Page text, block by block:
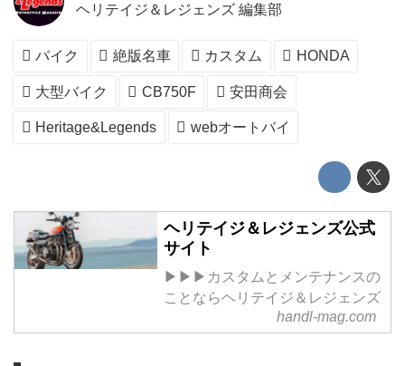
ヘリテイジ＆レジェンズ 編集部
バイク 絶版名車 カスタム HONDA
大型バイク CB750F 安田商会
Heritage&Legends webオートバイ
ヘリテイジ＆レジェンズ公式
サイト
▶▶▶カスタムとメンテナンスの
ことならヘリテイジ＆レジェンズ
handl-mag.com